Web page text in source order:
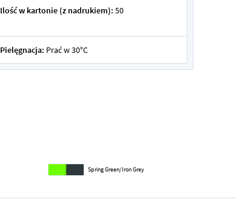
Ilość w kartonie (z nadrukiem): 50
Pielęgnacja: Prać w 30°C
Spring Green/Iron Grey